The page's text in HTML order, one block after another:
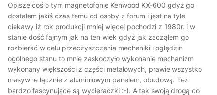
Opiszę coś o tym magnetofonie Kenwood KX-600 gdyż go
dostałem jakiś czas temu od osoby z forum i jest na tyle
ciekawy iż rok produkcji mniej więcej pochodzi z 1980r. i w
stanie dość fajnym jak na ten wiek gdyż jak zacząłem go
rozbierać w celu przeczyszczenia mechaniki i oględzin
ogólnego stanu to mnie zaskoczyło wykonanie mechanizm
wykonany większości z części metalowych, prawie wszystko
masywne łącznie z aluminiowym panelem, obudową. Też
bardzo fascynujące są wycieraczki :-). A tak swoją drogą co